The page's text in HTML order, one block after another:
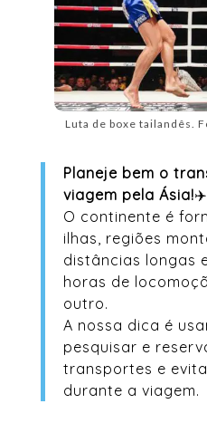
Luta de boxe tailandês.
Planeje bem o
viagem pela Ásia!
O continente é
ilhas, regiões
distâncias longas
horas de
outro.
A nossa dica é
pesquisar e
transportes e
durante a viagem.